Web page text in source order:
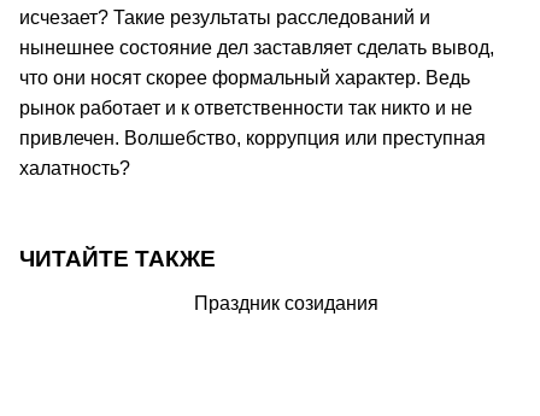
исчезает? Такие результаты расследований и
нынешнее состояние дел заставляет сделать вывод,
что они носят скорее формальный характер. Ведь
рынок работает и к ответственности так никто и не
привлечен. Волшебство, коррупция или преступная
халатность?
ЧИТАЙТЕ ТАКЖЕ
Праздник созидания